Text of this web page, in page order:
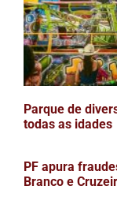
Parque de
todas as idades
PF apura
Branco e